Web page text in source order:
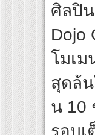
ส้นทางจาการ์ตา-กรุงเทพ
Communication
ศิลปิน
Dojo
โมเม
สุดล้น
น 10